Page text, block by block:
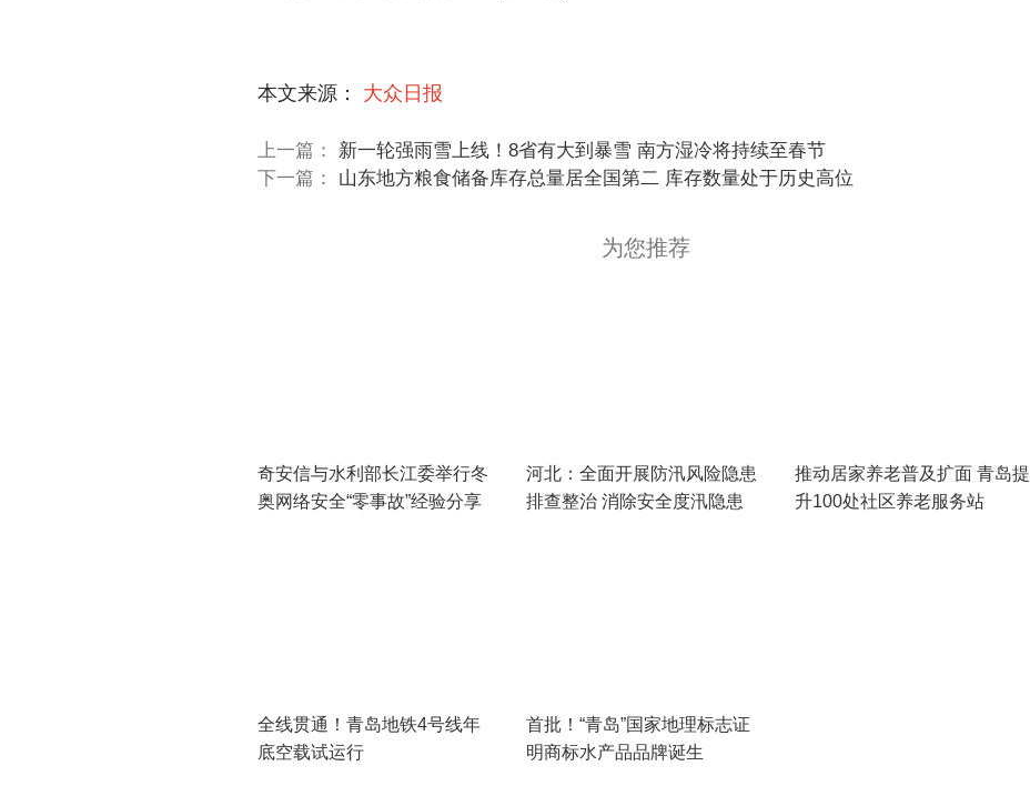
本文来源： 大众日报
上一篇： 新一轮强雨雪上线！8省有大到暴雪 南方湿冷将持续至春节
下一篇： 山东地方粮食储备库存总量居全国第二 库存数量处于历史高位
为您推荐
奇安信与水利部长江委举行冬
奥网络安全“零事故”经验分享
河北：全面开展防汛风险隐患
排查整治 消除安全度汛隐患
推动居家养老普及扩面 青岛提
升100处社区养老服务站
全线贯通！青岛地铁4号线年
底空载试运行
首批！“青岛”国家地理标志证
明商标水产品品牌诞生